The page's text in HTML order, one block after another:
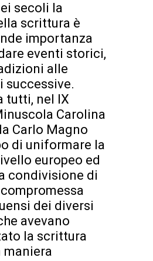
secoli la
scrittura è
importanza
eventi storici,
alle
successive.
tutti, nel IX
Carolina
Carlo Magno
di uniformare la
europeo ed
condivisione di
dei diversi
avevano
la scrittura
maniera